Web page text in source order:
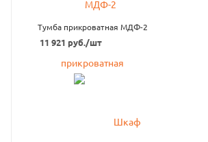
Тумба прикроватная МДФ-2
11 921 руб./шт